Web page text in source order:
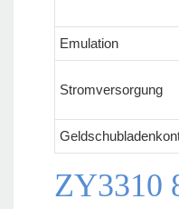
Emulation
Stromversorgung
ZY3310